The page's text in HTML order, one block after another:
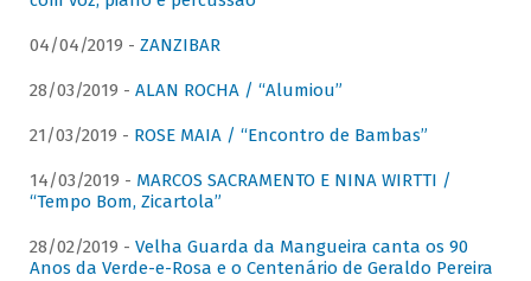
04/04/2019 - ZANZIBAR
28/03/2019 - ALAN ROCHA / “Alumiou”
21/03/2019 - ROSE MAIA / “Encontro de Bambas”
14/03/2019 - MARCOS SACRAMENTO E NINA WIRTTI /
“Tempo Bom, Zicartola”
28/02/2019 - Velha Guarda da Mangueira canta os 90
Anos da Verde-e-Rosa e o Centenário de Geraldo Pereira